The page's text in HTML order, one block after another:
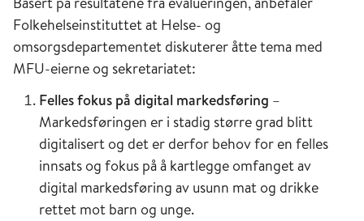
Folkehelseinstituttet at Helse- og
omsorgsdepartementet diskuterer åtte tema med
MFU-eierne og sekretariatet:
Felles fokus på digital markedsføring –
Markedsføringen er i stadig større grad blitt
digitalisert og det er derfor behov for en felles
innsats og fokus på å kartlegge omfanget av
digital markedsføring av usunn mat og drikke
rettet mot barn og unge.